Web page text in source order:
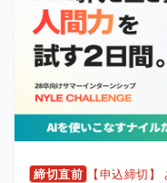
締切直前 【申込締切